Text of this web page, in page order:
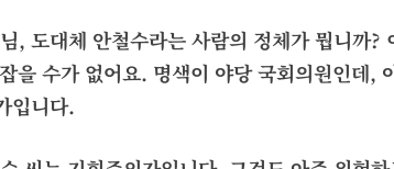
낯
, 도대체 안철수라는 사람의 정체가 뭡니까?
을 수가 없어요. 명색이 야당 국회의원인데,
입니다.